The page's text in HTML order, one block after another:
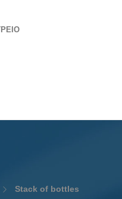
Stack of bottles